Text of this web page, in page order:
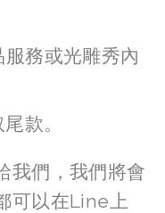
務或光雕秀內
款。
我們，我們將會
可以在Line上